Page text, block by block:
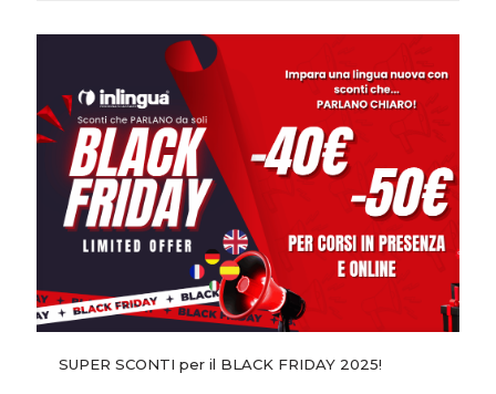
SUPER SCONTI per il BLACK FRIDAY 2025!